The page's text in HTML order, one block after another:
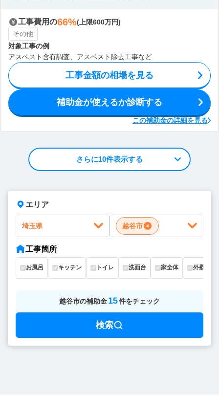
工事費用の66%(上限600万円)
その他
対象工事の例
アスベスト含有調査、アスベスト除去工事など
工事金額の相場を見る
補助金が使えるか診断する
この補助金の詳細を見る
さらに10件表示する
エリア
埼玉県 越谷市
工事箇所
お風呂 キッチン トイレ 洗面台 家全体 外壁
越谷市の補助金15件をチェック
検索